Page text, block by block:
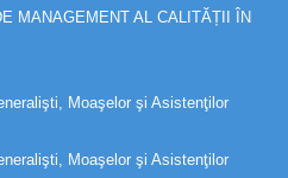
MANAGEMENT AL CALITĂȚII ÎN
Moaşelor şi Asistenţilor
Moaşelor şi Asistenţilor